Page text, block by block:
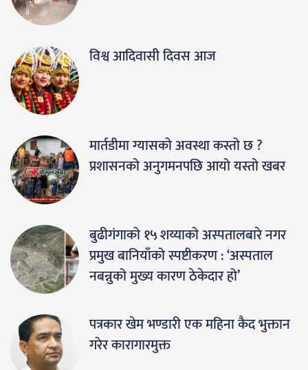
विश्व आदिवासी दिवस आज
मार्तडीमा ग्यासको अवस्था कस्तो छ ?
प्रशासनको अनुगमनपछि आयो यस्तो खबर
बुढीगंगाको १५ शय्याको अस्पतालबारे नगर
प्रमुख बानियाँको स्पष्टीकरण : ‘अस्पताल
नबन्नुको मुख्य कारण ठेकेदार हो’
पत्रकार खेम भण्डारी एक महिना कैद भुक्तान
गरेर कारागारमुक्त